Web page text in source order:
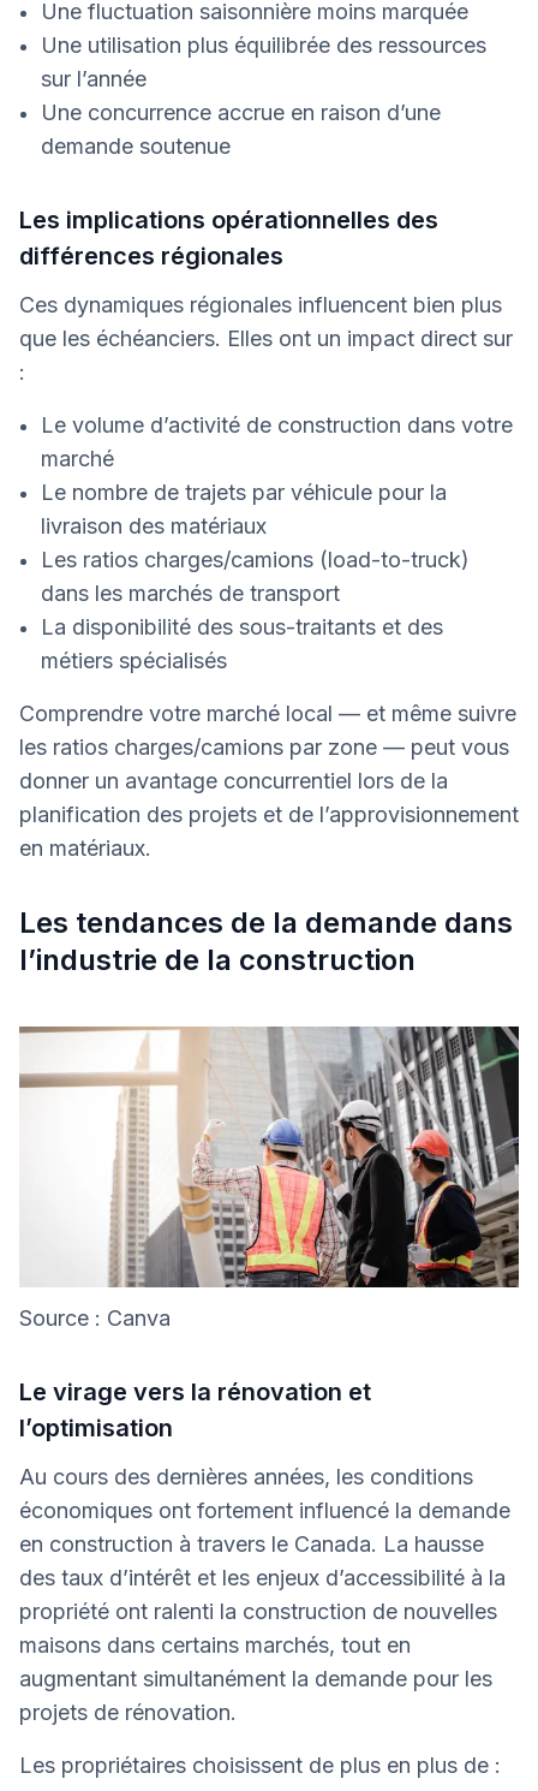
Une fluctuation saisonnière moins marquée
Une utilisation plus équilibrée des ressources
sur l’année
Une concurrence accrue en raison d’une
demande soutenue
Les implications opérationnelles des
différences régionales
Ces dynamiques régionales influencent bien plus
que les échéanciers. Elles ont un impact direct sur
:
Le volume d’activité de construction dans votre
marché
Le nombre de trajets par véhicule pour la
livraison des matériaux
Les ratios charges/camions (load-to-truck)
dans les marchés de transport
La disponibilité des sous-traitants et des
métiers spécialisés
Comprendre votre marché local — et même suivre
les ratios charges/camions par zone — peut vous
donner un avantage concurrentiel lors de la
planification des projets et de l’approvisionnement
en matériaux.
Les tendances de la demande dans
l’industrie de la construction
Source : Canva
Le virage vers la rénovation et
l’optimisation
Au cours des dernières années, les conditions
économiques ont fortement influencé la demande
en construction à travers le Canada. La hausse
des taux d’intérêt et les enjeux d’accessibilité à la
propriété ont ralenti la construction de nouvelles
maisons dans certains marchés, tout en
augmentant simultanément la demande pour les
projets de rénovation.
Les propriétaires choisissent de plus en plus de :